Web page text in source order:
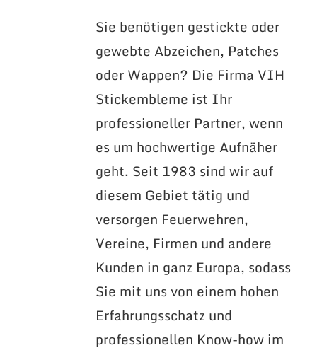
Sie benötigen gestickte oder
gewebte Abzeichen, Patches
oder Wappen? Die Firma VIH
Stickembleme ist Ihr
professioneller Partner, wenn
es um hochwertige Aufnäher
geht. Seit 1983 sind wir auf
diesem Gebiet tätig und
versorgen Feuerwehren,
Vereine, Firmen und andere
Kunden in ganz Europa, sodass
Sie mit uns von einem hohen
Erfahrungsschatz und
professionellen Know-how im